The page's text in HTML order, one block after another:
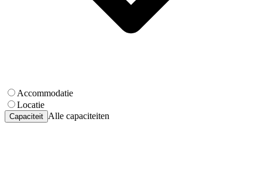
Accommodatie
Locatie
Capaciteit Alle capaciteiten